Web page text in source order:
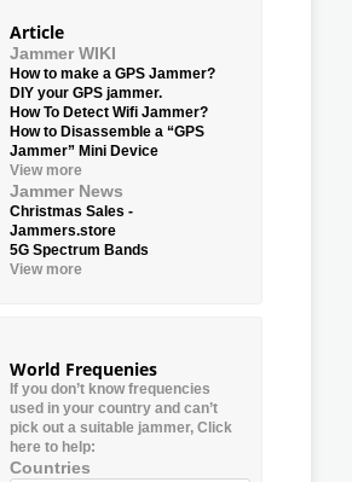
Article
Jammer WIKI
How to make a GPS Jammer?
DIY your GPS jammer.
How To Detect Wifi Jammer?
How to Disassemble a “GPS
Jammer” Mini Device
View more
Jammer News
Christmas Sales -
Jammers.store
5G Spectrum Bands
View more
World Frequenies
If you don’t know frequencies
used in your country and can’t
pick out a suitable jammer, Click
here to help:
Countries